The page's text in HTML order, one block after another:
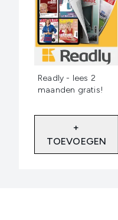
Readly - lees 2
maanden gratis!
+
TOEVOEGEN